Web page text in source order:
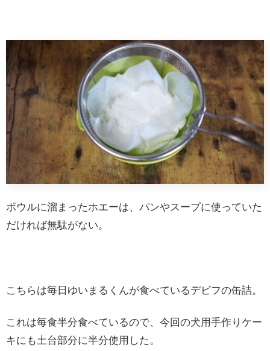
ボウルに溜まったホエーは、パンやスープに使っていた
だければ無駄がない。
こちらは毎日ゆいまるくんが食べているデビフの缶詰。
これは毎食半分食べているので、今回の犬用手作りケー
キにも土台部分に半分使用した。